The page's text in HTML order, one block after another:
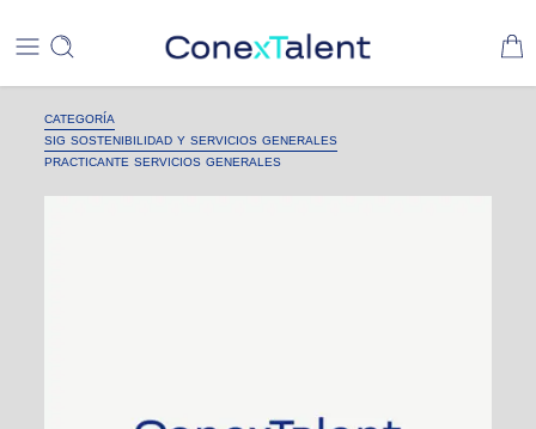
CATEGORÍA
SIG SOSTENIBILIDAD Y SERVICIOS GENERALES
PRACTICANTE SERVICIOS GENERALES